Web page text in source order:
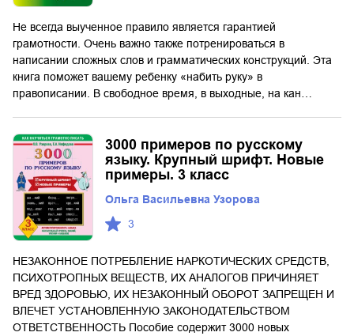
Не всегда выученное правило является гарантией
грамотности. Очень важно также потренироваться в
написании сложных слов и грамматических конструкций. Эта
книга поможет вашему ребенку «набить руку» в
правописании. В свободное время, в выходные, на кан…
3000 примеров по русскому
языку. Крупный шрифт. Новые
примеры. 3 класс
Ольга Васильевна Узорова
3
НЕЗАКОННОЕ ПОТРЕБЛЕНИЕ НАРКОТИЧЕСКИХ СРЕДСТВ,
ПСИХОТРОПНЫХ ВЕЩЕСТВ, ИХ АНАЛОГОВ ПРИЧИНЯЕТ
ВРЕД ЗДОРОВЬЮ, ИХ НЕЗАКОННЫЙ ОБОРОТ ЗАПРЕЩЕН И
ВЛЕЧЕТ УСТАНОВЛЕННУЮ ЗАКОНОДАТЕЛЬСТВОМ
ОТВЕТСТВЕННОСТЬ Пособие содержит 3000 новых